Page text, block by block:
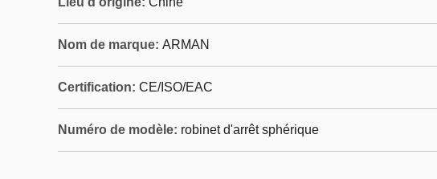
Nom de marque: ARMAN
Certification: CE/ISO/EAC
Numéro de modèle: robinet d'arrêt sphérique